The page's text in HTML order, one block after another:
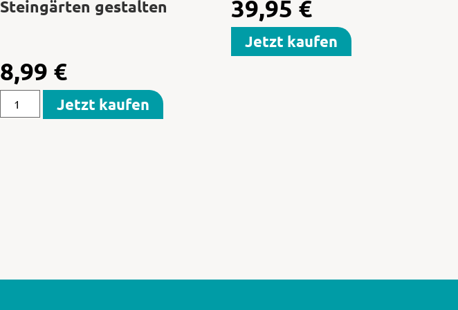
Steingärten gestalten
8,99 €
Jetzt kaufen
39,95 €
Jetzt kaufen